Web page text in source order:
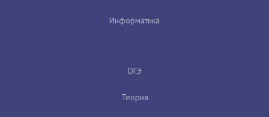
Информатика
ОГЭ
Теория